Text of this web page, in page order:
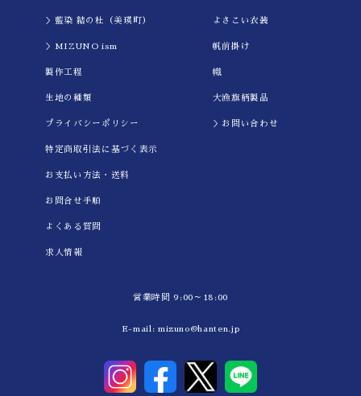
＞藍染 結の杜（美瑛町）
＞MIZUNO ism
製作工程
生地の種類
プライバシーポリシー
特定商取引法に基づく表示
お支払い方法・送料
お問合せ手順
よくある質問
求人情報
よさこい衣装
帆前掛け
幟
大漁旗柄製品
＞お問い合わせ
営業時間 9:00～18:00
E-mail: mizuno@hanten.jp